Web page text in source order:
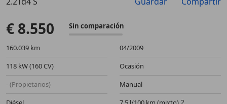
Anterior
€ 8.550 Sin comparación
160.039 km
04/2009
118 kW (160 CV)
Ocasión
- (Propietarios)
Manual